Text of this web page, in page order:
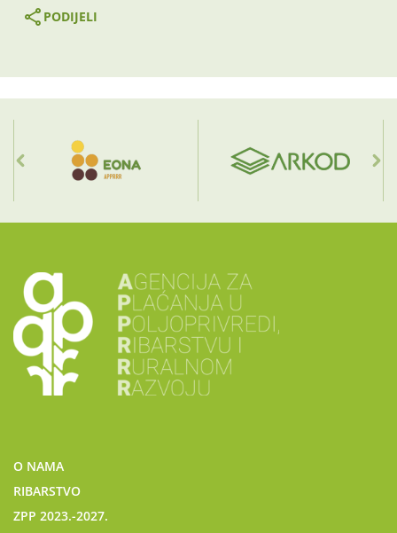
PODIJELI
O NAMA
RIBARSTVO
ZPP 2023.-2027.